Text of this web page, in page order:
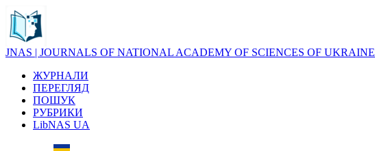
JNAS | JOURNALS OF NATIONAL ACADEMY OF SCIENCES OF UKRAINE
ЖУРНАЛИ
ПЕРЕГЛЯД
ПОШУК
РУБРИКИ
LibNAS UA